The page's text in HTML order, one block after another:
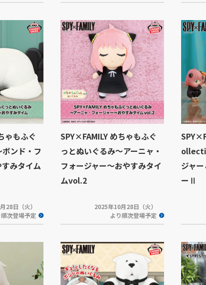
ゃもふぐ
ンド・フ
みタイム
28日（火）
次登場予定
SPY×FAMILY めちゃもふぐ
っとぬいぐるみ～アーニャ・
フォージャー～おやすみタイ
ムvol.2
2025年10月28日（火）
より順次登場予定
ジャ
ーⅡ